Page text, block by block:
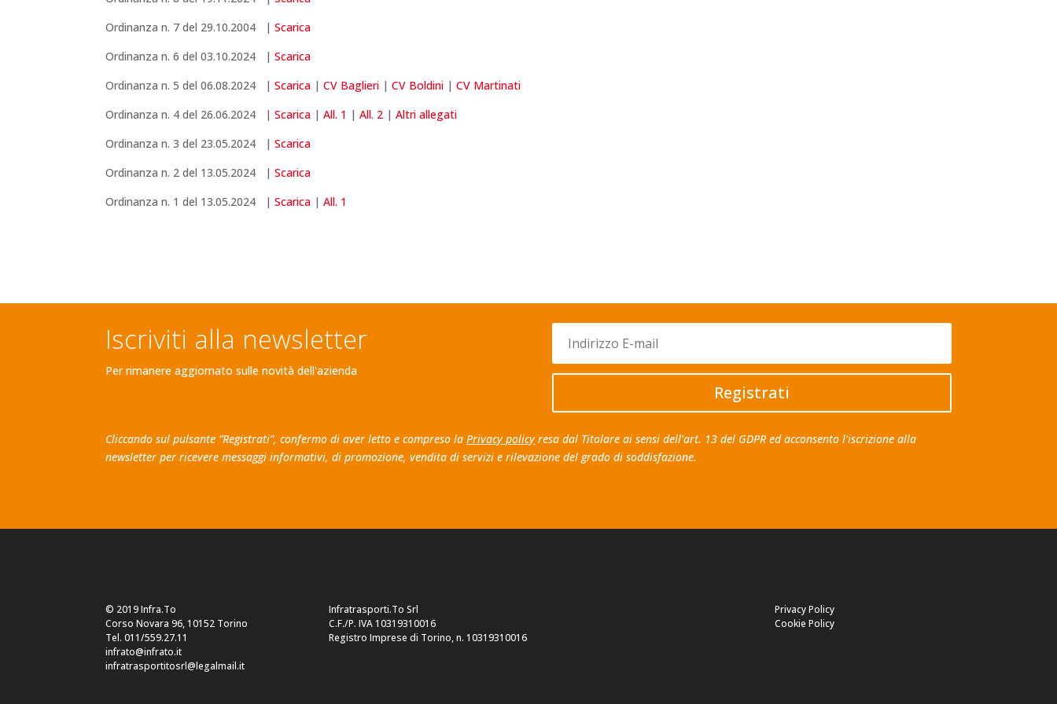
Ordinanza n. 7 del 29.10.2004 |Scarica
Ordinanza n. 6 del 03.10.2024 |Scarica
Ordinanza n. 5 del 06.08.2024 |Scarica |CV Baglieri |CV Boldini |CV Martinati
Ordinanza n. 4 del 26.06.2024 |Scarica |All. 1 |All. 2 |Altri allegati
Ordinanza n. 3 del 23.05.2024 |Scarica
Ordinanza n. 2 del 13.05.2024 |Scarica
Ordinanza n. 1 del 13.05.2024 |Scarica |All. 1
Iscriviti alla newsletter
Per rimanere aggiornato sulle novità dell'azienda
Registrati
Cliccando sul pulsante “Registrati”, confermo di aver letto e compreso laPrivacy policyresa dal Titolare ai sensi dell'art. 13 del GDPR ed acconsento l'iscrizione alla
newsletter per ricevere messaggi informativi, di promozione, vendita di servizi e rilevazione del grado di soddisfazione.
© 2019 Infra.To
Corso Novara 96, 10152 Torino
Tel. 011/559.27.11
infrato@infrato.it
infratrasportitosrl@legalmail.it
Infratrasporti.To Srl
C.F./P. IVA 10319310016
Registro Imprese di Torino, n. 10319310016
Privacy Policy
Cookie Policy